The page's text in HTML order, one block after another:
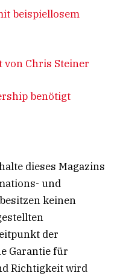
beispiellosem
Chris Steiner
benötigt
dieses Magazins
und
keinen
der
Garantie für
Richtigkeit wird